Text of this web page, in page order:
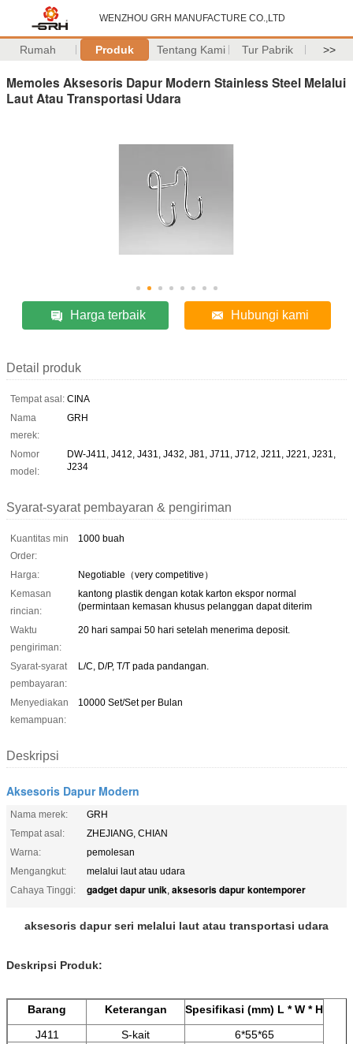
WENZHOU GRH MANUFACTURE CO.,LTD
Rumah Produk Tentang Kami Tur Pabrik >>
Memoles Aksesoris Dapur Modern Stainless Steel Melalui
Laut Atau Transportasi Udara
Harga terbaik Hubungi kami
Detail produk
Tempat asal: CINA
Nama
merek:
GRH
Nomor
model:
DW-J411, J412, J431, J432, J81, J711, J712, J211, J221, J231,
J234
Syarat-syarat pembayaran & pengiriman
Kuantitas min
Order:
1000 buah
Harga:
Negotiable（very competitive）
Kemasan
rincian:
kantong plastik dengan kotak karton ekspor normal
(permintaan kemasan khusus pelanggan dapat diterim
Waktu
pengiriman:
20 hari sampai 50 hari setelah menerima deposit.
Syarat-syarat
pembayaran:
L/C, D/P, T/T pada pandangan.
Menyediakan
kemampuan:
10000 Set/Set per Bulan
Deskripsi
Aksesoris Dapur Modern
Nama merek:
GRH
Tempat asal:
ZHEJIANG, CHIAN
Warna:
pemolesan
Mengangkut:
melalui laut atau udara
Cahaya Tinggi:
gadget dapur unik, aksesoris dapur kontemporer
aksesoris dapur seri melalui laut atau transportasi udara
Deskripsi Produk:
Barang Keterangan
Spesifikasi (mm) L * W * H
J411
S-kait
6*55*65